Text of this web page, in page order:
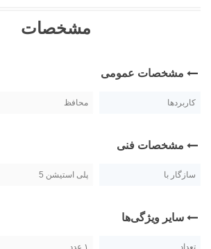
مشخصات
مشخصات عمومی
کاربردها محافظ
مشخصات فنی
سازگار با پلی استیشن 5
سایر ویژگی‌ها